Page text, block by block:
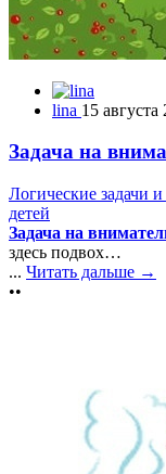
lina 15
Задача на
Логические задачи
детей
Задача на
здесь подвох…
... Читать дальше →
••